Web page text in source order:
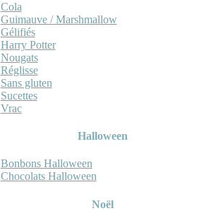
Cola
Guimauve / Marshmallow
Gélifiés
Harry Potter
Nougats
Réglisse
Sans gluten
Sucettes
Vrac
Halloween
Bonbons Halloween
Chocolats Halloween
Noël